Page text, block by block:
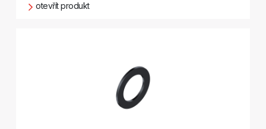
otevřít produkt